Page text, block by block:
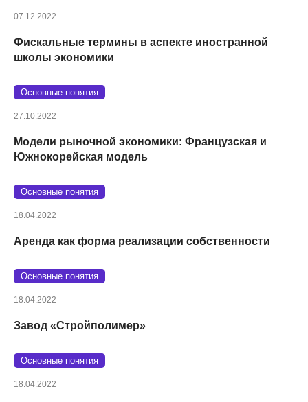
07.12.2022
Фискальные термины в аспекте иностранной
школы экономики
Основные понятия
27.10.2022
Модели рыночной экономики: Французская и
Южнокорейская модель
Основные понятия
18.04.2022
Аренда как форма реализации собственности
Основные понятия
18.04.2022
Завод «Стройполимер»
Основные понятия
18.04.2022